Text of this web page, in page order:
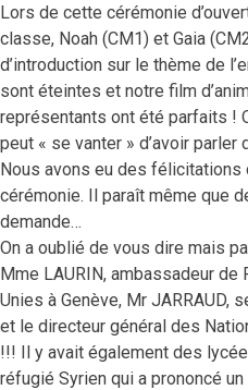
Lors de cette cérémonie
classe, Noah (CM1) et Gaia
d’introduction sur le thème de
sont éteintes et notre film
représentants ont été parfaits !
peut « se vanter » d’avoir
Nous avons eu des
cérémonie. Il paraît même que
demande…
On a oublié de vous dire mais
Mme LAURIN, ambassadeur de
Unies à Genève, Mr JARRAUD,
et le directeur général des
!!! Il y avait également des
réfugié Syrien qui a prononcé